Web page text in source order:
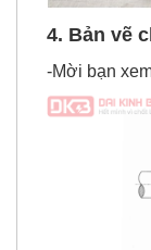
4. Bản vẽ
-Mời bạn